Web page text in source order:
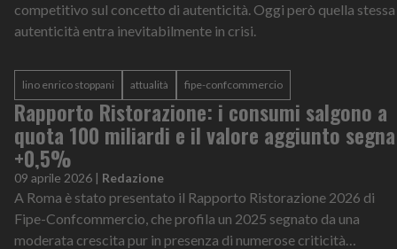
competitivo sul concetto di autenticità. Oggi però quella stessa
autenticità entra inevitabilmente in crisi.
lino enrico stoppani attualità fipe-confcommercio
Rapporto Ristorazione: i consumi salgono a
quota 100 miliardi e il valore aggiunto segna
+0,5%
09 aprile 2026 | Redazione
A Roma è stato presentato il Rapporto Ristorazione 2026 di
Fipe-Confcommercio, che profila un 2025 segnato da una
moderata crescita pur in presenza di numerose criticità